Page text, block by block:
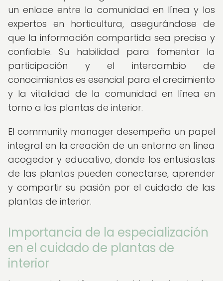
un enlace entre la comunidad en línea y los
expertos en horticultura, asegurándose de
que la información compartida sea precisa y
confiable. Su habilidad para fomentar la
participación y el intercambio de
conocimientos es esencial para el crecimiento
y la vitalidad de la comunidad en línea en
torno a las plantas de interior.
El community manager desempeña un papel
integral en la creación de un entorno en línea
acogedor y educativo, donde los entusiastas
de las plantas pueden conectarse, aprender
y compartir su pasión por el cuidado de las
plantas de interior.
Importancia de la especialización
en el cuidado de plantas de
interior